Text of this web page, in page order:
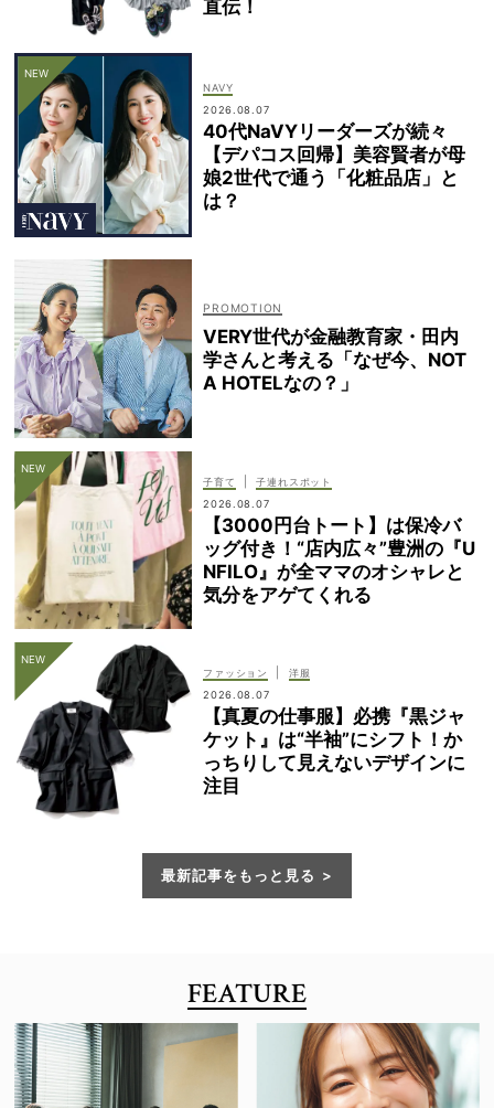
直伝！
NAVY
2026.08.07
40代NaVYリーダーズが続々
【デパコス回帰】美容賢者が母
娘2世代で通う「化粧品店」と
は？
VERY世代が金融教育家・田内
学さんと考える「なぜ今、NOT
A HOTELなの？」
子育て
子連れスポット
2026.08.07
【3000円台トート】は保冷バ
ッグ付き！“店内広々”豊洲の『U
NFILO』が全ママのオシャレと
気分をアゲてくれる
ファッション
洋服
2026.08.07
【真夏の仕事服】必携『黒ジャ
ケット』は“半袖”にシフト！か
っちりして見えないデザインに
注目
最新記事をもっと見る
FEATURE